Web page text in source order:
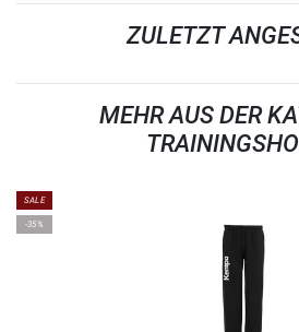
ZULETZT
MEHR AUS DER
SALE
-35%